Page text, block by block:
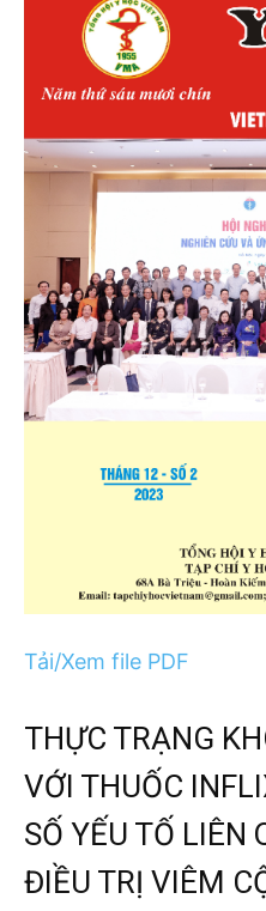
Tải/Xem file PDF
THỰC TRẠNG
VỚI THUỐC
SỐ YẾU TỐ LIÊN
ĐIỀU TRỊ VIÊM